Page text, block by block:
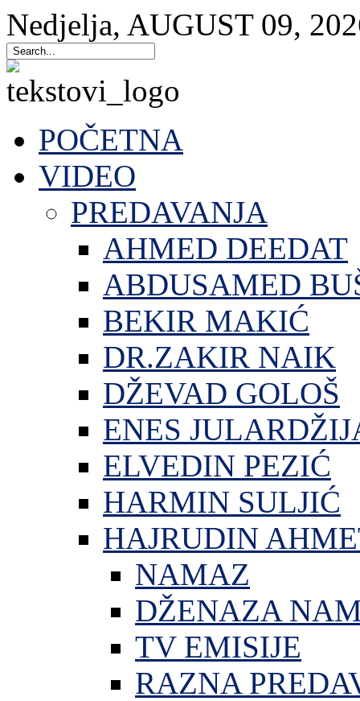
Nedjelja, AUGUST 09,
POČETNA
VIDEO
PREDAVANJA
AHMED DEEDAT
ABDUSAMED
BEKIR MAKIĆ
DR.ZAKIR NAIK
DŽEVAD GOLOŠ
ENES
ELVEDIN PEZIĆ
HARMIN SULJIĆ
HAJRUDIN
NAMAZ
DŽENAZA
TV EMISIJE
RAZNA